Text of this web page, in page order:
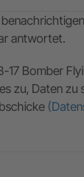
antwortet.
17 Bomber
zu, Daten zu